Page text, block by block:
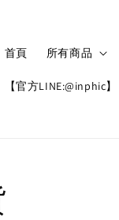
首頁 所有商品
【官方LINE:@inphic】